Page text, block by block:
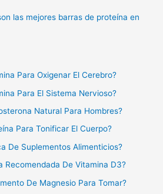
las mejores barras de proteína en
Para Oxigenar El Cerebro?
Para El Sistema Nervioso?
Natural Para Hombres?
Para Tonificar El Cuerpo?
De Suplementos Alimenticios?
Recomendada De Vitamina D3?
De Magnesio Para Tomar?